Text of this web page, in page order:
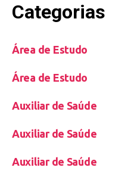
Categorias
Área de Estudo
Área de Estudo
Auxiliar de Saúde
Auxiliar de Saúde
Auxiliar de Saúde